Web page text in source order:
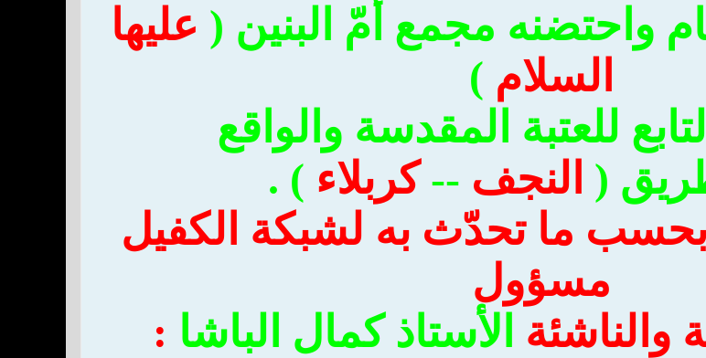
واحتضنه مجمع أمّ البنين ( عليها
السلام )
للعتبة المقدسة والواقع
( النجف --كربلاء ) .
ما تحدّث به لشبكة الكفيل
مسؤول
والناشئة الأستاذ كمال الباشا :